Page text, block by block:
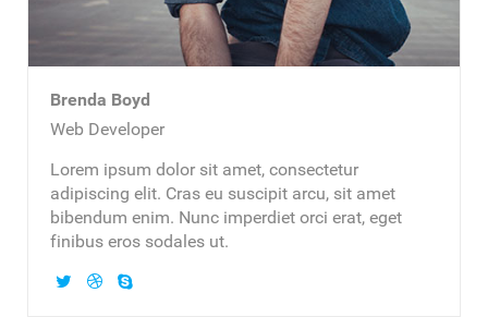
Brenda Boyd
Web Developer
Lorem ipsum dolor sit amet, consectetur
adipiscing elit. Cras eu suscipit arcu, sit amet
bibendum enim. Nunc imperdiet orci erat, eget
finibus eros sodales ut.